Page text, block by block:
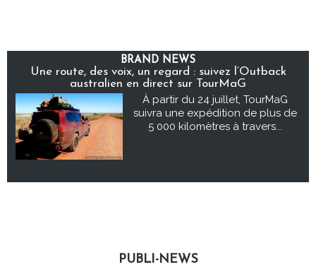
BRAND NEWS
Une route, des voix, un regard : suivez l’Outback
australien en direct sur TourMaG
À partir du 24 juillet, TourMaG
suivra une expédition de plus de
5 000 kilomètres à travers...
PUBLI-NEWS